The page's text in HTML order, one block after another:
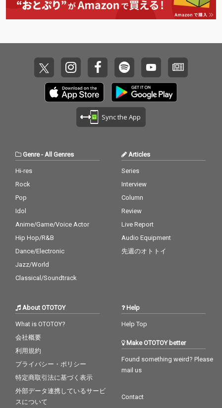
Sync the App
Genre-All Genres
Hi-res
Rock
Pop
Idol
Anime/Game/Voice Actor
Hip Hop/R&B
Dance/Electronic
Jazz/World
Classical/Soundtrack
Articles
Series
Interview
Column
Review
Live Report
Audio Equipment
先週のオトトイ
About OTOTOY
What is OTOTOY?
会社概要
利用規約
プライバシー・ポリシー
特定商取引法に基づく表示
外部データ連携しているサービ
スについて
Help
Help Top
Make OTOTOY better
Found something weird? Please
mail us
Contact